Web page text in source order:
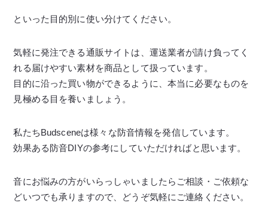
といった目的別に使い分けてください。
気軽に発注できる通販サイトは、運送業者が請け負ってく
れる届けやすい素材を商品として扱っています。
目的に沿った買い物ができるように、本当に必要なものを
見極める目を養いましょう。
私たちBudsceneは様々な防音情報を発信しています。
効果ある防音DIYの参考にしていただければと思います。
音にお悩みの方がいらっしゃいましたらご相談・ご依頼な
どいつでも承りますので、どうぞ気軽にご連絡ください。